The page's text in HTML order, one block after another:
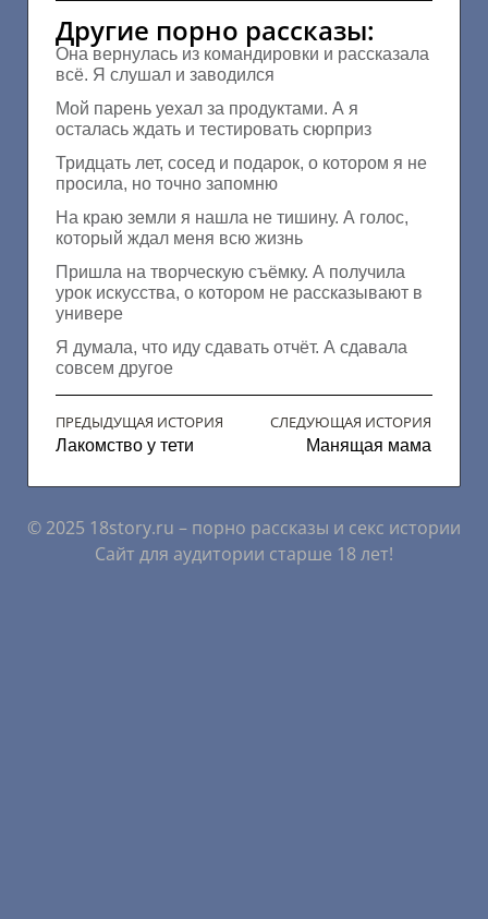
Другие порно рассказы:
Она вернулась из командировки и рассказала
всё. Я слушал и заводился
Мой парень уехал за продуктами. А я
осталась ждать и тестировать сюрприз
Тридцать лет, сосед и подарок, о котором я не
просила, но точно запомню
На краю земли я нашла не тишину. А голос,
который ждал меня всю жизнь
Пришла на творческую съёмку. А получила
урок искусства, о котором не рассказывают в
универе
Я думала, что иду сдавать отчёт. А сдавала
совсем другое
ПРЕДЫДУЩАЯ ИСТОРИЯ
Лакомство у тети
СЛЕДУЮЩАЯ ИСТОРИЯ
Манящая мама
© 2025 18story.ru – порно рассказы и секс истории
Сайт для аудитории старше 18 лет!